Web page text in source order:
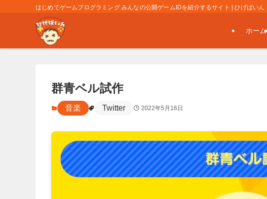
はじめてゲームプログラミング みんなの公開ゲームIDを紹介するサイト | ひげぱいん
ホーム
群青ベル試作
音楽 Twitter 2022年5月16日